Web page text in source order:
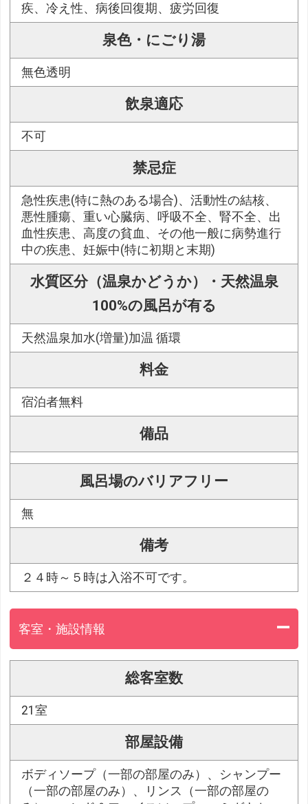
疾、冷え性、病後回復期、疲労回復
泉色・にごり湯
無色透明
飲泉適応
不可
禁忌症
急性疾患(特に熱のある場合)、活動性の結核、
悪性腫瘍、重い心臓病、呼吸不全、腎不全、出
血性疾患、高度の貧血、その他一般に病勢進行
中の疾患、妊娠中(特に初期と末期)
水質区分（温泉かどうか）・天然温泉
100%の風呂が有る
天然温泉加水(増量)加温 循環
料金
宿泊者無料
備品
風呂場のバリアフリー
無
備考
２４時～５時は入浴不可です。
客室・施設情報
総客室数
21室
部屋設備
ボディソープ（一部の部屋のみ）、シャンプー
（一部の部屋のみ）、リンス（一部の部屋の